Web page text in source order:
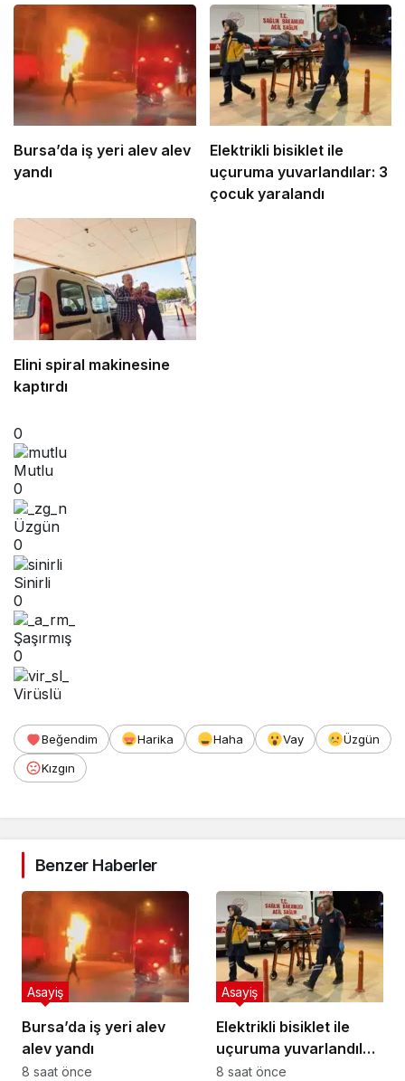
Bursa’da iş yeri alev alev
yandı
Elektrikli bisiklet ile
uçuruma yuvarlandılar: 3
çocuk yaralandı
Elini spiral makinesine
kaptırdı
0
Mutlu
0
Üzgün
0
Sinirli
0
Şaşırmış
0
Virüslü
Beğendim Harika Haha Vay
Üzgün
Kızgın
Benzer Haberler
Bursa’da iş yeri alev
alev yandı
Asayiş
8 saat önce
Elektrikli bisiklet ile
uçuruma yuvarlandılar:
3 çocuk yaralandı
Asayiş
8 saat önce